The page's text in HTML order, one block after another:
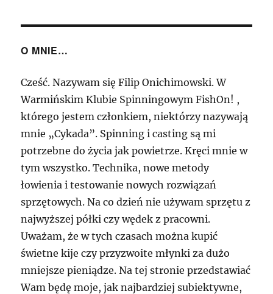
O MNIE…
Cześć. Nazywam się Filip Onichimowski. W
Warmińskim Klubie Spinningowym FishOn! ,
którego jestem członkiem, niektórzy nazywają
mnie „Cykada”. Spinning i casting są mi
potrzebne do życia jak powietrze. Kręci mnie w
tym wszystko. Technika, nowe metody
łowienia i testowanie nowych rozwiązań
sprzętowych. Na co dzień nie używam sprzętu z
najwyższej półki czy wędek z pracowni.
Uważam, że w tych czasach można kupić
świetne kije czy przyzwoite młynki za dużo
mniejsze pieniądze. Na tej stronie przedstawiać
Wam będę moje, jak najbardziej subiektywne,